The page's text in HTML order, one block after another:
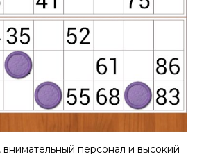
персонал и высокий